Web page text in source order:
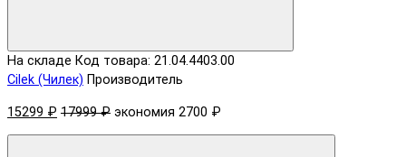
На складе Код товара: 21.04.4403.00
Cilek (Чилек) Производитель
15299 ₽ 17999 ₽ экономия 2700 ₽